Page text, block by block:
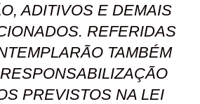
ADITIVOS E DEMAIS
REFERIDAS
TAMBÉM
PREVISTOS NA LEI